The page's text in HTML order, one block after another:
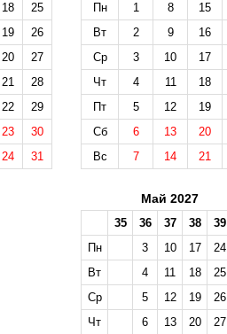
18
25
19
26
20
27
21
28
22
29
23
30
24 31
Пн
1 8 15
Вт
2 9 16
Ср
3 10 17
Чт
4 11 18
Пт
5 12 19
Сб
6 13 20
Вс
7 14 21
Май 2027
35 36 37 38 39
Пн
3 10 17 24
Вт
4 11 18
25
Ср
5 12 19
26
Чт
6 13 20 27